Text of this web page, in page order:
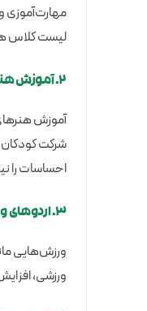
مهارت‌آموزی
لیست کلاس
۲. آموزش
آموزش
شرکت کودکان
احساسات را
۳. اردوهای
ورزش‌هایی
ورزشی،